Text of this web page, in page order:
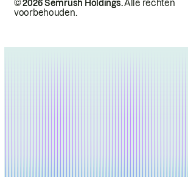
© 2026 Semrush Holdings.Alle rechten
voorbehouden.